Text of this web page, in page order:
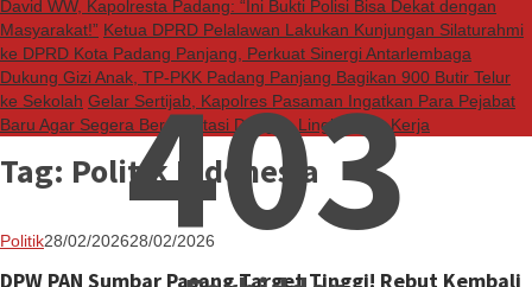
David WW, Kapolresta Padang: “Ini Bukti Polisi Bisa Dekat dengan
Masyarakat!” Ketua DPRD Pelalawan Lakukan Kunjungan Silaturahmi
ke DPRD Kota Padang Panjang, Perkuat Sinergi Antarlembaga
Dukung Gizi Anak, TP-PKK Padang Panjang Bagikan 900 Butir Telur
ke Sekolah Gelar Sertijab, Kapolres Pasaman Ingatkan Para Pejabat
Baru Agar Segera Beradaptasi Dengan Lingkungan Kerja
Tag: Politik Indonesia
PolitikRedaksi
28/02/202628/02/2026
DPW PAN Sumbar Pasang Target Tinggi! Rebut Kembali
403